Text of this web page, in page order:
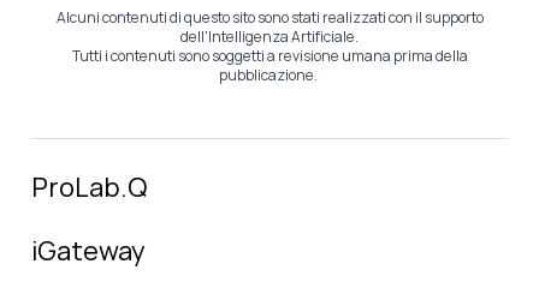
Alcuni contenuti di questo sito sono stati realizzati con il supporto
dell'Intelligenza Artificiale.
Tutti i contenuti sono soggetti a revisione umana prima della
pubblicazione.
ProLab.Q
iGateway